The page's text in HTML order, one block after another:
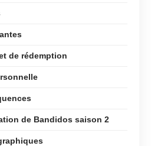
de rédemption
de Bandidos saison 2